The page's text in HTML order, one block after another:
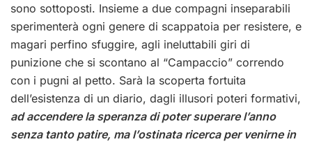
sono sottoposti. Insieme a due compagni inseparabili
sperimenterà ogni genere di scappatoia per resistere, e
magari perfino sfuggire, agli ineluttabili giri di
punizione che si scontano al “Campaccio” correndo
con i pugni al petto. Sarà la scoperta fortuita
dell’esistenza di un diario, dagli illusori poteri formativi,
ad accendere la speranza di poter superare l’anno
senza tanto patire, ma l’ostinata ricerca per venirne in